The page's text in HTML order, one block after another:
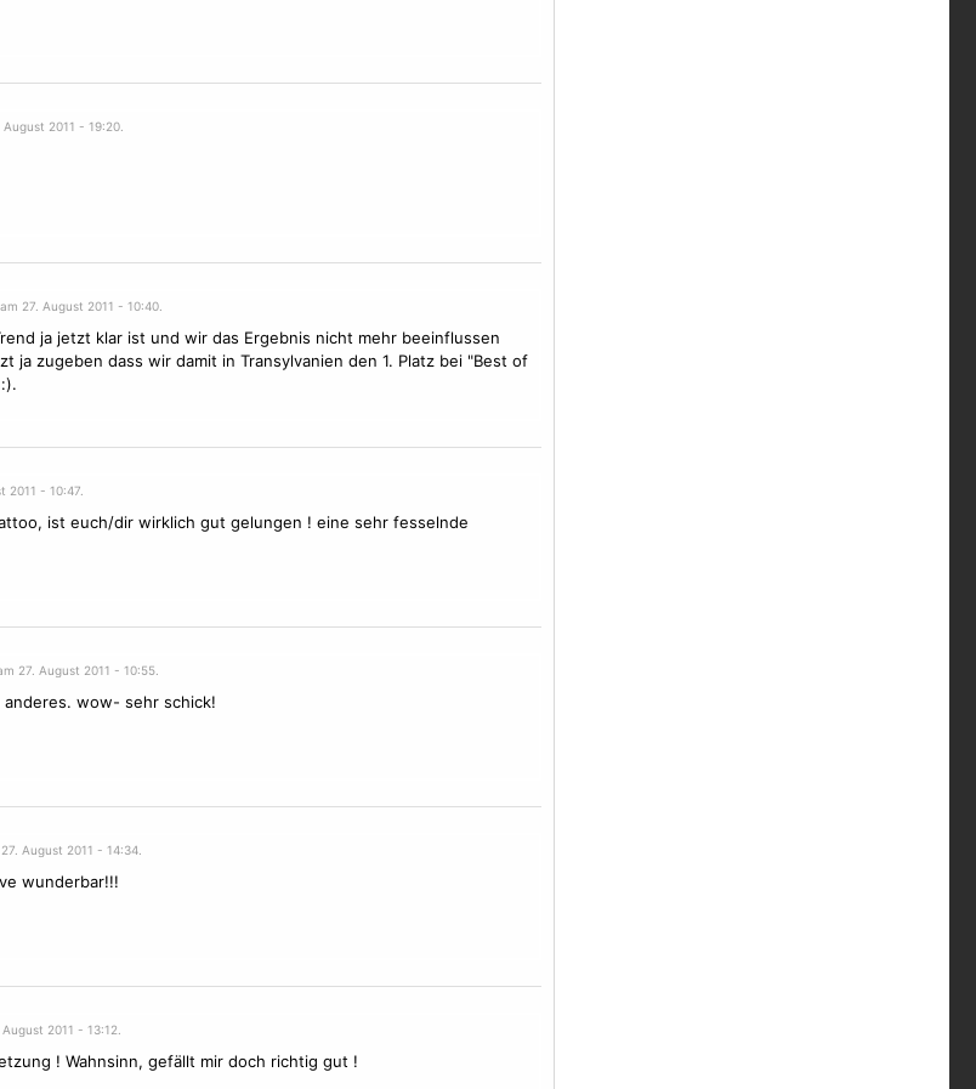
2011 - 19:20.
am 27. August 2011 - 10:40.
ja jetzt klar ist und wir das Ergebnis nicht mehr beeinflussen
ja zugeben dass wir damit in Transylvanien den 1. Platz bei "Best of
2011 - 10:47.
ist euch/dir wirklich gut gelungen ! eine sehr fesselnde
27. August 2011 - 10:55.
wow- sehr schick!
August 2011 - 14:34.
wunderbar!!!
2011 - 13:12.
! Wahnsinn, gefällt mir doch richtig gut !